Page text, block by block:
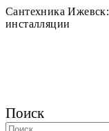
Сантехника
инсталляции
Поиск